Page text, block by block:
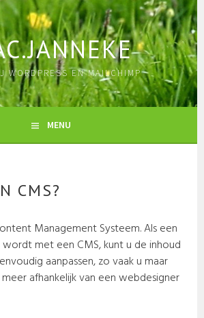
WORDPRESS EN MAILCHIMP
MENU
CMS?
Management Systeem. Als een
met een CMS, kunt u de inhoud
aanpassen, zo vaak u maar
afhankelijk van een webdesigner